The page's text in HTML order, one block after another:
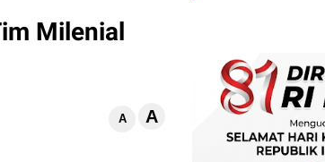
Milenial
A A